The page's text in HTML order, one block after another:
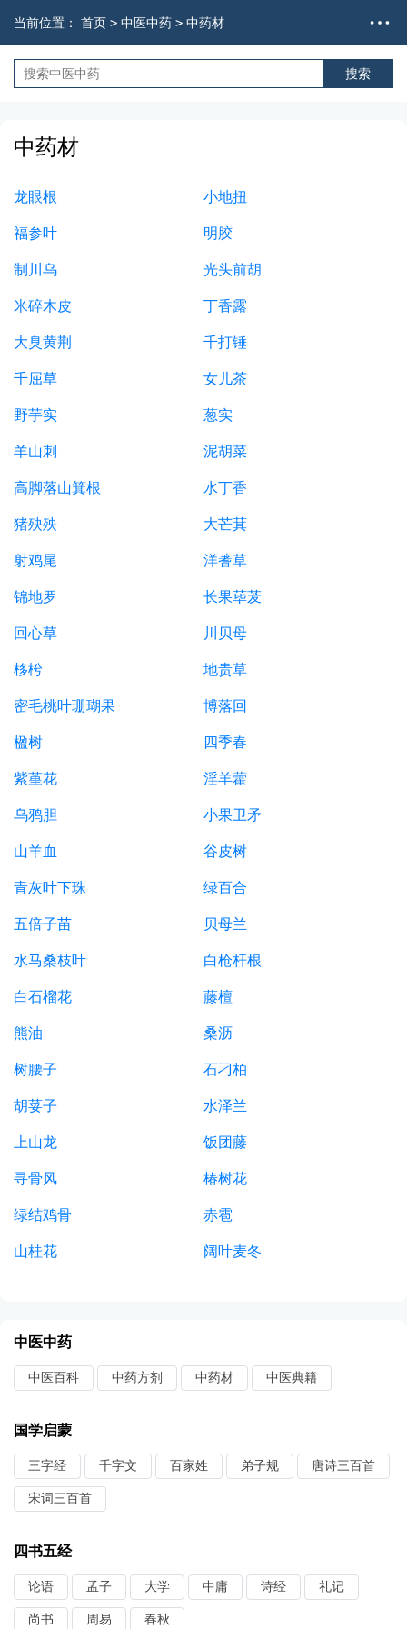
当前位置： 首页 > 中医中药 > 中药材
中药材
龙眼根 小地扭
福参叶 明胶
制川乌 光头前胡
米碎木皮 丁香露
大臭黄荆 千打锤
千屈草 女儿茶
野芋实 葱实
羊山刺 泥胡菜
高脚落山箕根 水丁香
猪殃殃 大芒萁
射鸡尾 洋蓍草
锦地罗 长果荜茇
回心草 川贝母
栘枍 地贵草
密毛桃叶珊瑚果 博落回
楹树 四季春
紫堇花 淫羊藿
乌鸦胆 小果卫矛
山羊血 谷皮树
青灰叶下珠 绿百合
五倍子苗 贝母兰
水马桑枝叶 白枪杆根
白石榴花 藤檀
熊油 桑沥
树腰子 石刁柏
胡荽子 水泽兰
上山龙 饭团藤
寻骨风 椿树花
绿结鸡骨 赤雹
山桂花 阔叶麦冬
中医中药
中医百科 中药方剂 中药材 中医典籍
国学启蒙
三字经 千字文 百家姓 弟子规 唐诗三百首
宋词三百首
四书五经
论语 孟子 大学 中庸 诗经 礼记
尚书 周易 春秋